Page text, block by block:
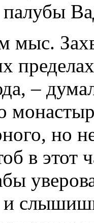
мыс.
–
но
в этот